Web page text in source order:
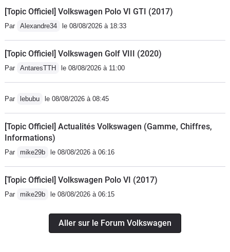
[Topic Officiel] Volkswagen Polo VI GTI (2017)
Par Alexandre34 le 08/08/2026 à 18:33
[Topic Officiel] Volkswagen Golf VIII (2020)
Par AntaresTTH le 08/08/2026 à 11:00
Par lebubu le 08/08/2026 à 08:45
[Topic Officiel] Actualités Volkswagen (Gamme, Chiffres,
Informations)
Par mike29b le 08/08/2026 à 06:16
[Topic Officiel] Volkswagen Polo VI (2017)
Par mike29b le 08/08/2026 à 06:15
Aller sur le Forum Volkswagen